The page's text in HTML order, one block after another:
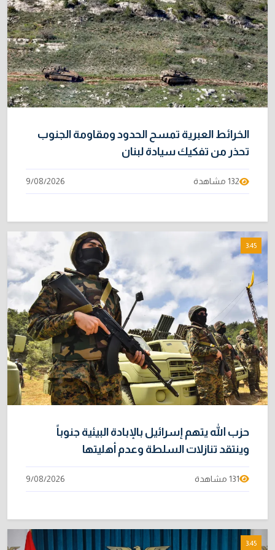
4/08/2026
9
خطر "إيبولا" يتضاعف.. ارتفاع عدد الإصابات
بالفيروس إلى 3748
3/08/2026
10 بحضور زيدان.. إدارة الدولة يناقش القضايا
المعروضة على القضاء
5/08/2026
الخرائط العبرية تمسح الحدود ومقاومة الجنوب
تحذر من تفكيك سيادة لبنان
132 مشاهدة 9/08/2026
3:45
حزب الله يتهم إسرائيل بالإبادة البيئية جنوباً
وينتقد تنازلات السلطة وعدم أهليتها
131 مشاهدة 9/08/2026
3:45